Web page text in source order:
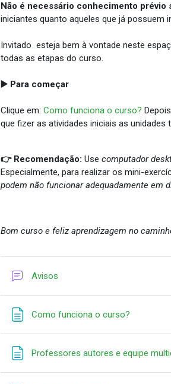
Não é necessário conhecimento prévio
iniciantes quanto aqueles que já possuem
Invitado esteja bem à vontade neste
todas as etapas do curso.
▶️ Para começar
Clique em:Como funciona o curso?
que fizer as atividades iniciais as
👉 Recomendação:Usecomputador
Especialmente, para realizar os mini-
podem não funcionar adequadamente em
Bom curso e feliz aprendizagem no
Avisos
Como funciona o curso?
Professores autores e equipe